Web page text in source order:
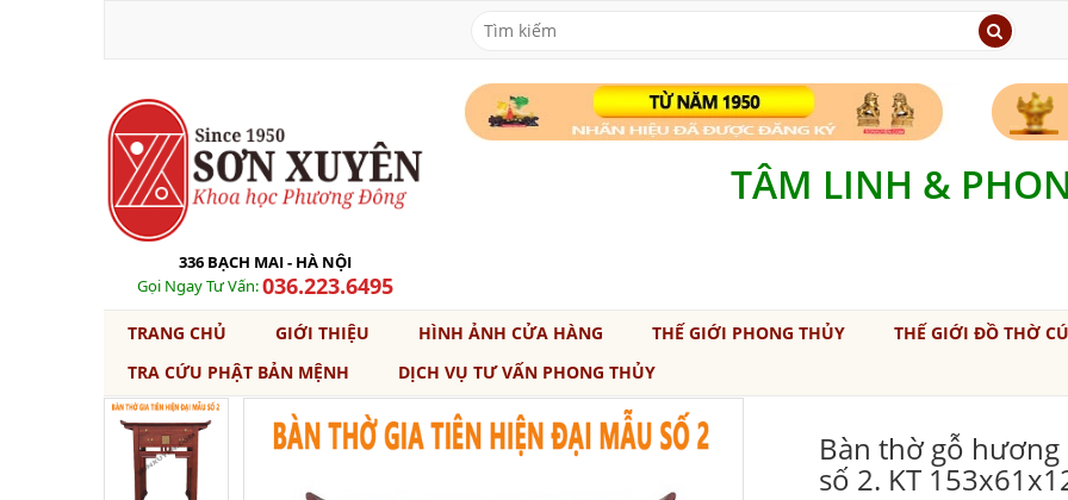
336 BẠCH MAI - HÀ NỘI
Gọi Ngay Tư Vấn:036.223.6495
TÂM LINH &
TRANG CHỦ GIỚI THIỆU HÌNH ẢNH CỬA HÀNG THẾ GIỚI PHONG THỦY
THẾ GIỚI ĐỒ THỜ
TRA CỨU PHẬT BẢN MỆNH
DỊCH VỤ TƯ VẤN PHONG THỦY
Bàn thờ gỗ
số 2. KT